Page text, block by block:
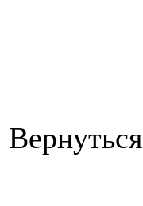
Вернуться